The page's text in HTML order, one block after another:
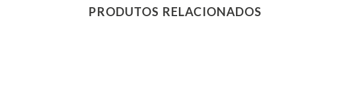
PRODUTOS RELACIONADOS